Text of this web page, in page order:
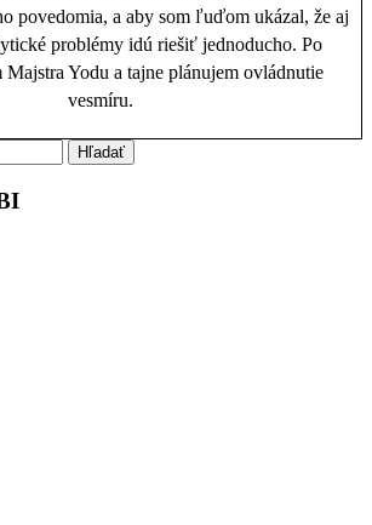
povedomia, a aby som ľuďom ukázal, že aj
problémy idú riešiť jednoducho. Po
Yodu a tajne plánujem ovládnutie
vesmíru.